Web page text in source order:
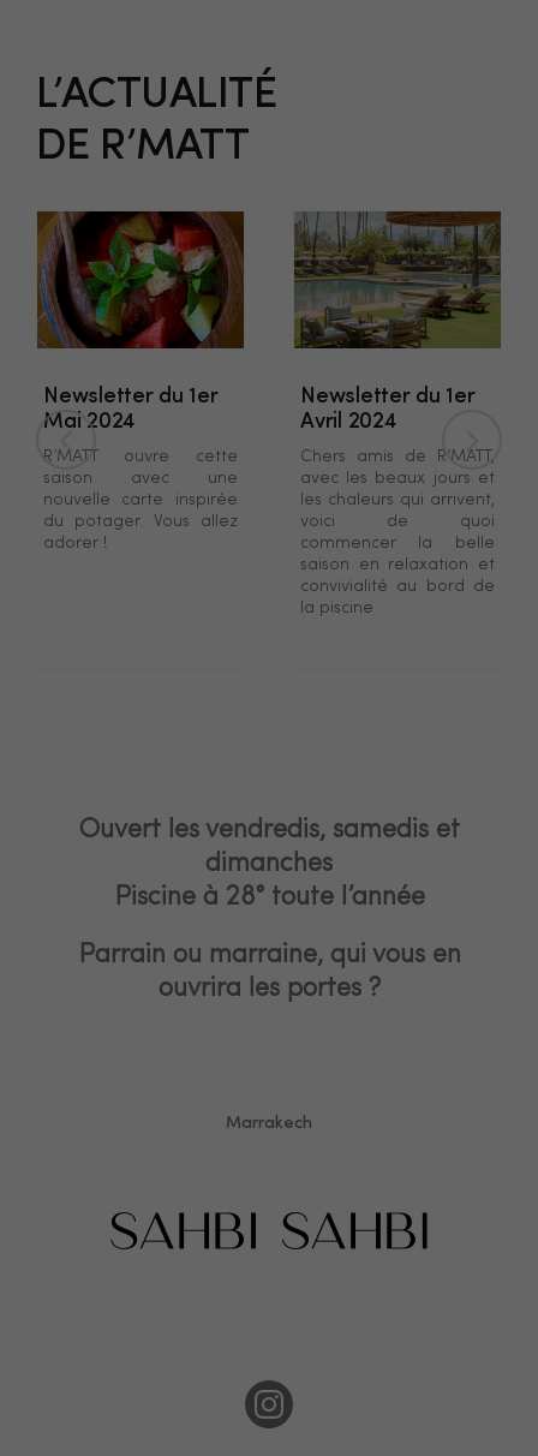
L’ACTUALITÉ
DE R’MATT
Newsletter du 1er
Mai 2024
R’MATT ouvre cette
saison avec une
nouvelle carte inspirée
du potager. Vous allez
adorer !
Newsletter du 1er
Avril 2024
Chers amis de R’MATT,
avec les beaux jours et
les chaleurs qui arrivent,
voici de quoi
commencer la belle
saison en relaxation et
convivialité au bord de
la piscine
Ouvert les vendredis, samedis et
dimanches
Piscine à 28° toute l’année
Parrain ou marraine, qui vous en
ouvrira les portes ?
Dubai